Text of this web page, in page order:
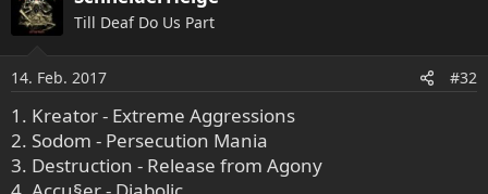
k
t
n
n
:
Till Deaf Do Us Part
14. Feb. 2017 #32
1. Kreator - Extreme Aggressions
2. Sodom - Persecution Mania
3. Destruction - Release from Agony